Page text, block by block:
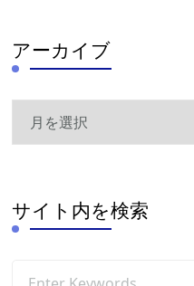
アーカイブ
サイト内を検索